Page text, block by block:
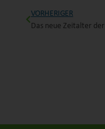
VORHERIGER